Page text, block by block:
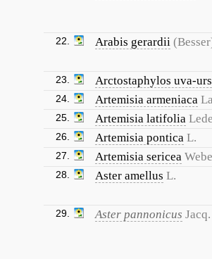
22. Arabis gerardii
23. Arctostaphylos uva-
24. Artemisia armeniaca
25. Artemisia latifolia
26. Artemisia pontica L.
27. Artemisia sericea
28. Aster amellus L.
29. Aster pannonicus Jacq.